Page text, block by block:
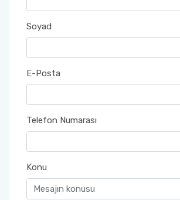
Soyad
E-Posta
Telefon Numarası
Konu
Mezun Temsilcisi